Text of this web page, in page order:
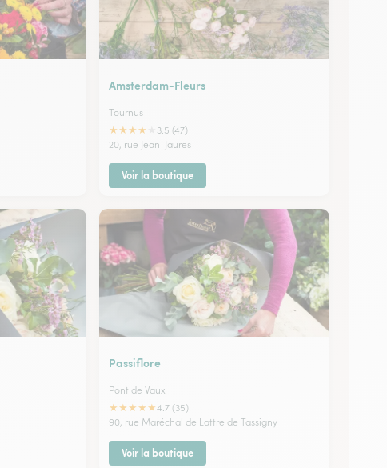
Amsterdam-Fleurs
Tournus
★★★★
3.5 (47)
20, rue Jean-Jaures
Voir la boutique
Passiflore
Pont de Vaux
★★★★★4.7 (35)
90, rue Maréchal de Lattre de Tassigny
Voir la boutique